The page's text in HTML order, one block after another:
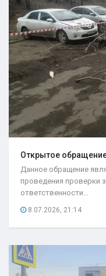
Открытое
Данное обращение
проведения проверки
ответственности...
8.07.2026, 21:14